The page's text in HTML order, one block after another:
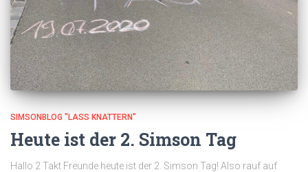
SIMSONBLOG "LASS KNATTERN"
Heute ist der 2. Simson Tag
Hallo 2 Takt Freunde heute ist der 2. Simson Tag! Also rauf auf